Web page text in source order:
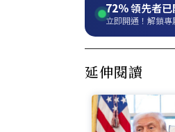
72%領先者已
立即開通！解鎖專
延伸閱讀